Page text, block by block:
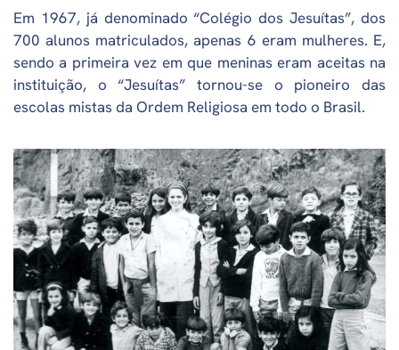
Em 1967, já denominado “Colégio dos Jesuítas”, dos
700 alunos matriculados, apenas 6 eram mulheres. E,
sendo a primeira vez em que meninas eram aceitas na
instituição, o “Jesuítas” tornou-se o pioneiro das
escolas mistas da Ordem Religiosa em todo o Brasil.